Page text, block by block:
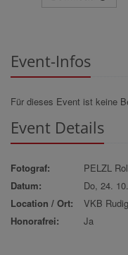
Event-Infos
Für dieses Event ist keine
Event Details
Fotograf:
PELZL
Datum:
Do, 24.
Location / Ort:
VKB
Honorafrei:
Ja